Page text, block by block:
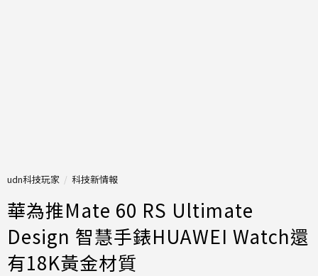
udn科技玩家 科技新情報
華為推Mate 60 RS Ultimate
Design 智慧手錶HUAWEI Watch還
有18K黃金材質